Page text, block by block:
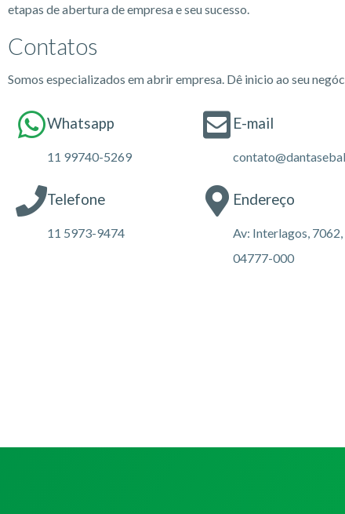
etapas de abertura de empresa e seu sucesso.
Contatos
Somos especializados em abrir empresa. Dê inicio ao seu
Whatsapp
11 99740-5269
Telefone
11 5973-9474
E-mail
Endereço
Av: Interlagos,
04777-000